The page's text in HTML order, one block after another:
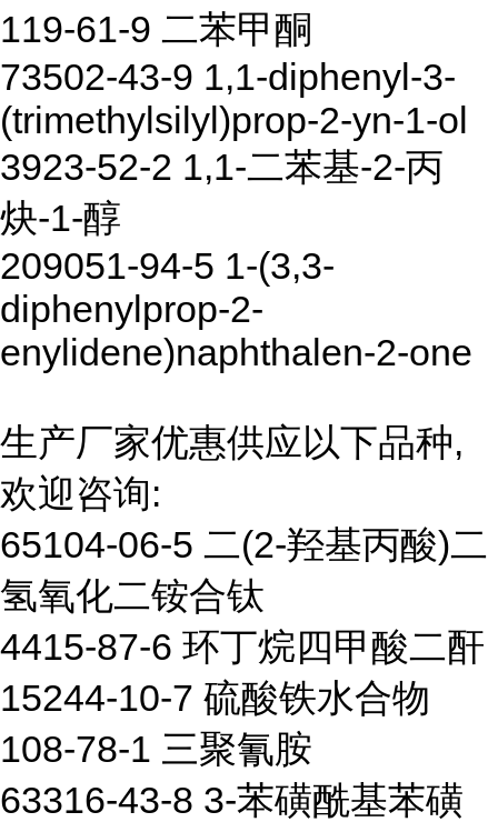
119-61-9 二苯甲酮
73502-43-9 1,1-diphenyl-3-
(trimethylsilyl)prop-2-yn-1-ol
3923-52-2 1,1-二苯基-2-丙
炔-1-醇
209051-94-5 1-(3,3-
diphenylprop-2-
enylidene)naphthalen-2-one
生产厂家优惠供应以下品种,
欢迎咨询:
65104-06-5 二(2-羟基丙酸)二
氢氧化二铵合钛
4415-87-6 环丁烷四甲酸二酐
15244-10-7 硫酸铁水合物
108-78-1 三聚氰胺
63316-43-8 3-苯磺酰基苯磺